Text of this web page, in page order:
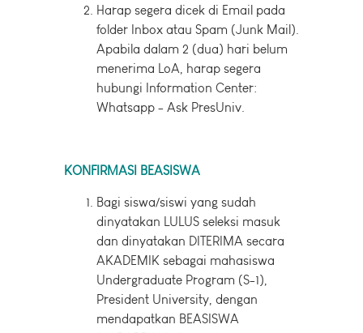
Harap segera dicek di Email pada
folder Inbox atau Spam (Junk Mail).
Apabila dalam 2 (dua) hari belum
menerima LoA, harap segera
hubungi Information Center:
Whatsapp - Ask PresUniv.
KONFIRMASI BEASISWA
Bagi siswa/siswi yang sudah
dinyatakan LULUS seleksi masuk
dan dinyatakan DITERIMA secara
AKADEMIK sebagai mahasiswa
Undergraduate Program (S-1),
President University, dengan
mendapatkan BEASISWA